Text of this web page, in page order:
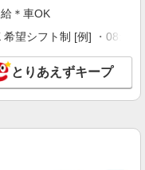
＜日払い有/週払い有/交
む)＞
詳細を見る
＊車OK
望シフト制 [例] ・
とりあえずキープ